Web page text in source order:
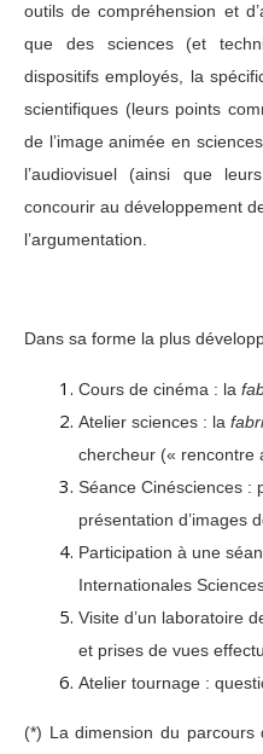
outils de compréhension et
que des sciences (et
dispositifs employés, la
scientifiques (leurs points
de l’image animée en
l’audiovisuel (ainsi que
concourir au développement
l’argumentation.
Dans sa forme la plus
Cours de cinéma : la
Atelier sciences : la
chercheur (« rencontre
Séance Cinésciences :
présentation d’images
Participation à une
Internationales
Visite d’un laboratoire
et prises de vues
Atelier tournage :
(*) La dimension du